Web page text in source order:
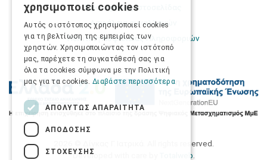
Όροι Χρήσης Ιστοσελίδας
Ασφάλεια συναλλαγών
Πολιτική Ασφάλειας Πληροφοριών
2026 © Δίγκας Γ. Ιατρικά. All rights reserved.
Developed with care by
Totalweb.
χρησιμοποιεί cookies
Αυτός ο ιστότοπος χρησιμοποιεί cookies
για τη βελτίωση της εμπειρίας των
χρηστών. Χρησιμοποιώντας τον ιστότοπό
μας, παρέχετε τη συγκατάθεσή σας για
όλα τα cookies σύμφωνα με την Πολιτική
μας για τα cookies. Διαβάστε περισσότερα
ΑΠΟΛΎΤΩΣ ΑΠΑΡΑΊΤΗΤΑ
ΑΠΌΔΟΣΗΣ
ΣΤΌΧΕΥΣΗΣ